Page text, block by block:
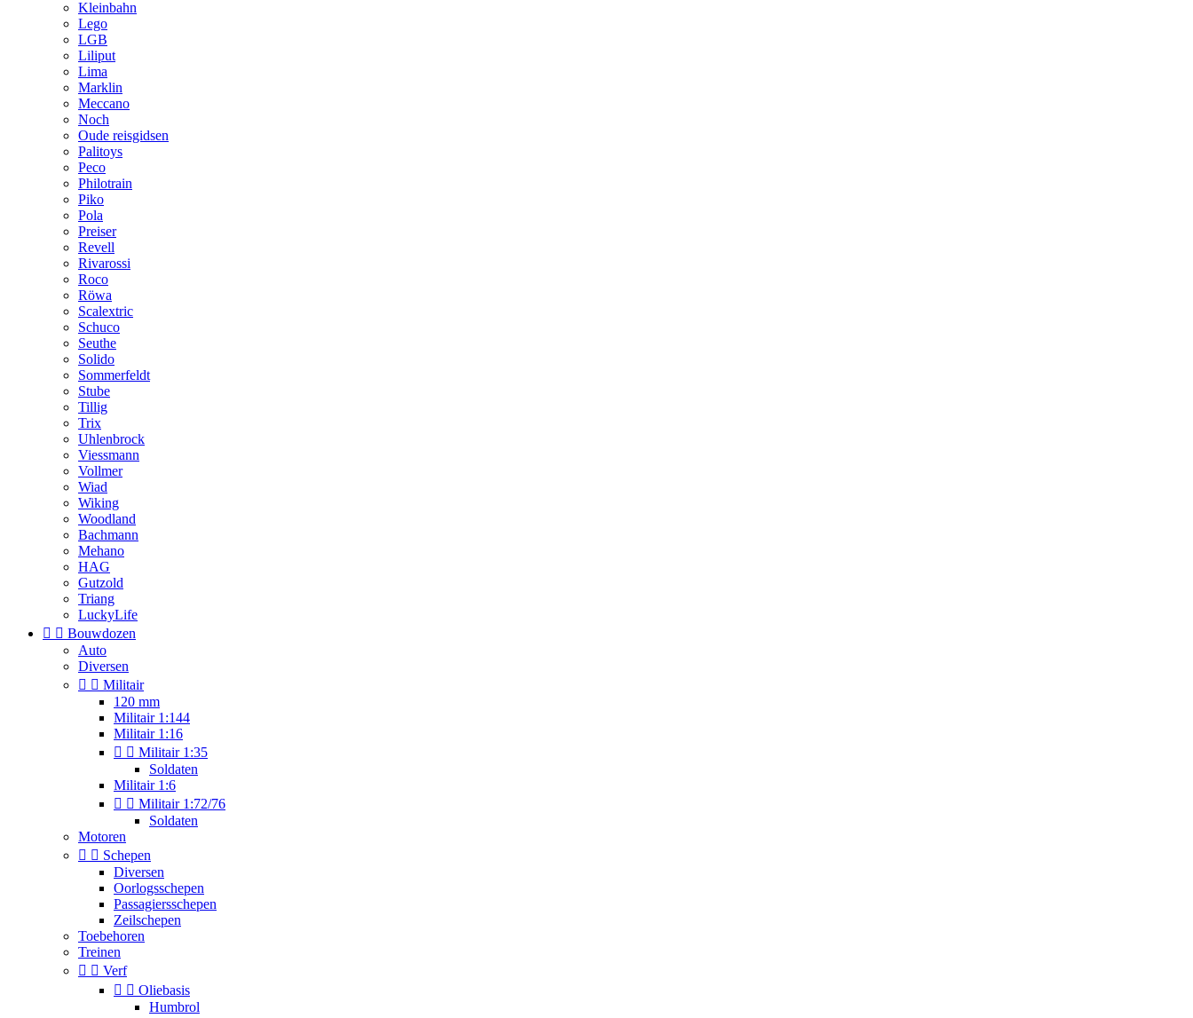
Kleinbahn
Lego
LGB
Liliput
Lima
Marklin
Meccano
Noch
Oude reisgidsen
Palitoys
Peco
Philotrain
Piko
Pola
Preiser
Revell
Rivarossi
Roco
Röwa
Scalextric
Schuco
Seuthe
Solido
Sommerfeldt
Stube
Tillig
Trix
Uhlenbrock
Viessmann
Vollmer
Wiad
Wiking
Woodland
Bachmann
Mehano
HAG
Gutzold
Triang
LuckyLife
  Bouwdozen
Auto
Diversen
  Militair
120 mm
Militair 1:144
Militair 1:16
  Militair 1:35
Soldaten
Militair 1:6
  Militair 1:72/76
Soldaten
Motoren
  Schepen
Diversen
Oorlogsschepen
Passagiersschepen
Zeilschepen
Toebehoren
Treinen
  Verf
  Oliebasis
Humbrol